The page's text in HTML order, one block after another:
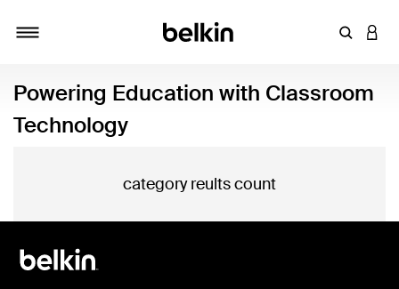
輸入關鍵
登入
Powering Education with Classroom
Technology
category reults count